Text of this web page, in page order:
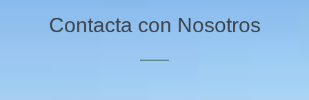
Contacta con Nosotros